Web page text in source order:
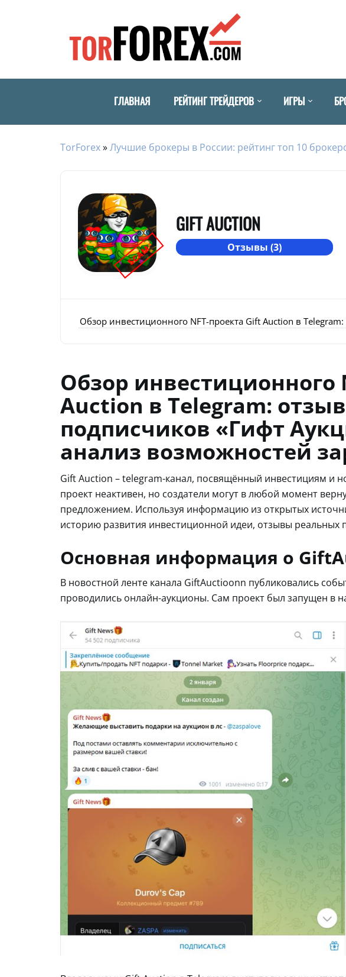
ГЛАВНАЯ РЕЙТИНГ ТРЕЙДЕРОВ ИГРЫ
TorForex»Лучшие брокеры в России: рейтинг топ 10
SCAM
GIFT AUCTION
Отзывы (3)
Обзор инвестиционного NFT-проекта Gift Auction в
Обзор инвестиционного
Auction в Telegram:
подписчиков «Гифт
анализ возможностей
Gift Auction – telegram-канал, посвящённый инвестициям и
проект неактивен, но создатели могут в любой момент
предложением. Используя информацию из открытых
историю развития инвестиционной идеи, отзывы реальных
Основная информация о
В новостной ленте канала GiftAuctioonn публиковались
проводились онлайн-аукционы. Сам проект был запущен в